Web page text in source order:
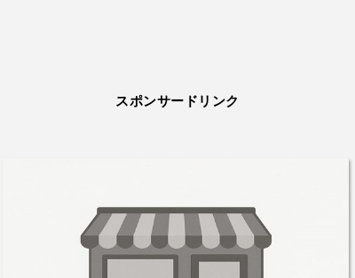
スポンサードリンク